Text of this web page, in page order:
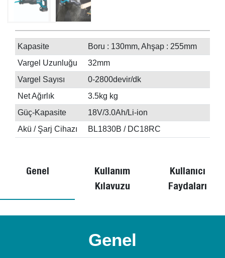
Kapasite
Boru : 130mm, Ahşap : 255mm
Vargel Uzunluğu
32mm
Vargel Sayısı
0-2800devir/dk
Net Ağırlık
3.5kg kg
Güç-Kapasite
18V/3.0Ah/Li-ion
Akü / Şarj Cihazı
BL1830B / DC18RC
Genel
Kullanım
Kılavuzu
Kullanıcı
Faydaları
Genel